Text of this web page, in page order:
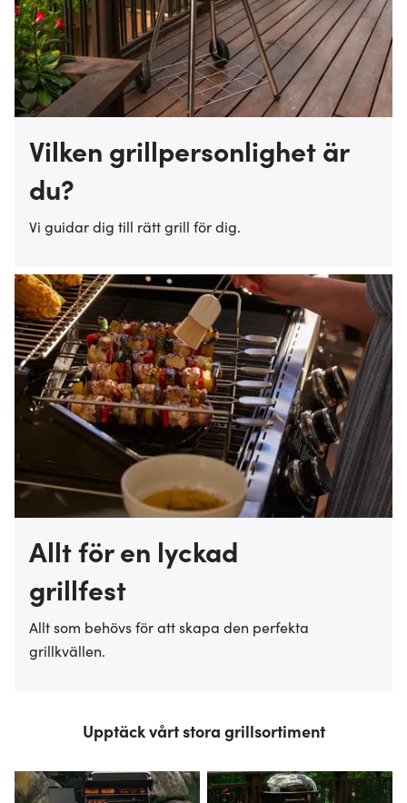
Vilken grillpersonlighet är
du?
Vi guidar dig till rätt grill för dig.
Allt för en lyckad
grillfest
Allt som behövs för att skapa den perfekta
grillkvällen.
Upptäck vårt stora grillsortiment